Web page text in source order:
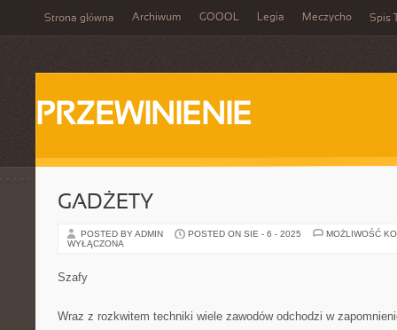
Strona główna Archiwum GOOOL Legia Meczycho Spis
PRZEWINIENIE
GADŻETY
POSTED BY ADMIN POSTED ON SIE - 6 - 2025
MOŻLIWOŚĆ
WYŁĄCZONA
Szafy
Wraz z rozkwitem techniki wiele zawodów odchodzi w